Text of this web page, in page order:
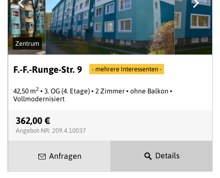
Zentrum
F.-F.-Runge-Str. 9 - mehrere Interessenten -
42,50 m2 • 3. OG (4. Etage) • 2 Zimmer • ohne Balkon •
Vollmodernisiert
362,00 €
Angebot-NR: 209.4.10037
Anfragen Details